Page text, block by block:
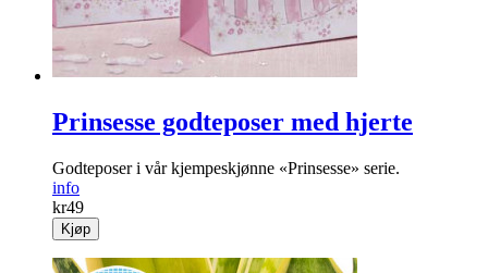
Prinsesse godteposer med hjerte
Godteposer i vår kjempeskjønne «Prinsesse» serie.
info
kr49
Kjøp